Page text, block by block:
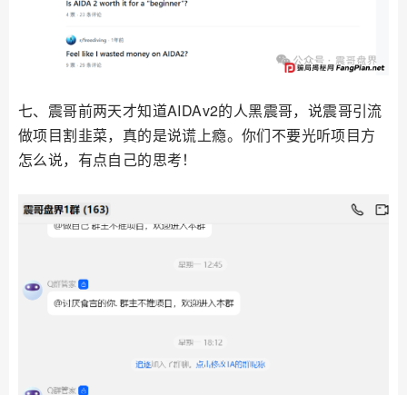
七、震哥前两天才知道AIDAv2的人黑震哥，说震哥引流
做项目割韭菜，真的是说谎上瘾。你们不要光听项目方
怎么说，有点自己的思考！